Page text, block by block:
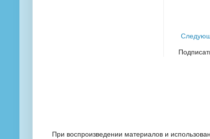
При воспроизведении материалов и